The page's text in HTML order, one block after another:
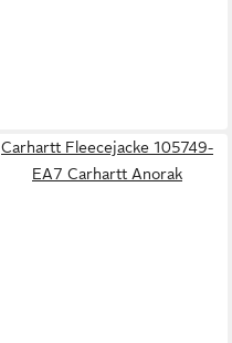
Carhartt Fleecejacke 105749-
EA7 Carhartt Anorak